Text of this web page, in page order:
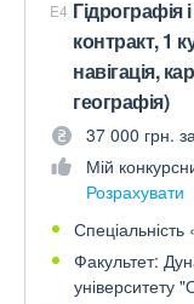
E4 Гідрографія
контракт, 1
навігація,
географія)
37 000 грн.
Мій
Розрахувати
Факультет:
університету